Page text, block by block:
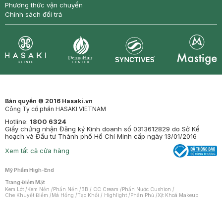
Phương thức vận chuyển
Chính sách đổi trả
Bản quyền © 2016 Hasaki.vn
Công Ty cổ phần HASAKI VIETNAM
Hotline: 1800 6324
Giấy chứng nhận Đăng ký Kinh doanh số 0313612829 do Sở Kế
hoạch và Đầu tư Thành phố Hồ Chí Minh cấp ngày 13/01/2016
Xem tất cả cửa hàng
Mỹ Phẩm High-End
Trang Điểm Mặt
Kem Lót /Kem Nền /Phấn Nền /BB / CC Cream /Phấn Nước Cushion /
Che Khuyết Điểm /Má Hồng /Tạo Khối / Highlight /Phấn Phủ /Xịt Khoá Makeup